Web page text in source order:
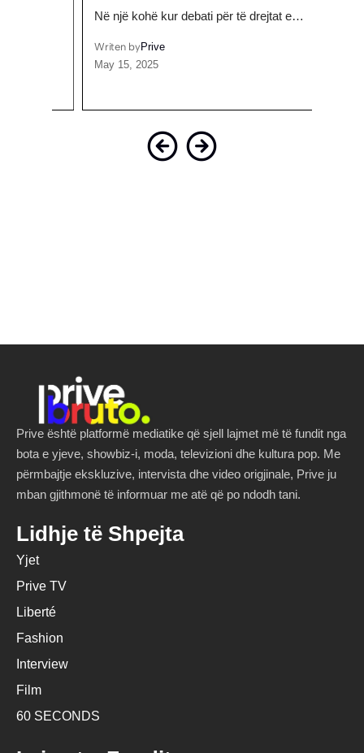
Në një kohë kur debati për të drejtat e…
Writen byPrive
May 15, 2025
Prive është platformë mediatike që sjell lajmet më të fundit nga
bota e yjeve, showbiz-i, moda, televizioni dhe kultura pop. Me
përmbajtje ekskluzive, intervista dhe video origjinale, Prive ju
mban gjithmonë të informuar me atë që po ndodh tani.
Lidhje të Shpejta
Yjet
Prive TV
Liberté
Fashion
Interview
Film
60 SECONDS